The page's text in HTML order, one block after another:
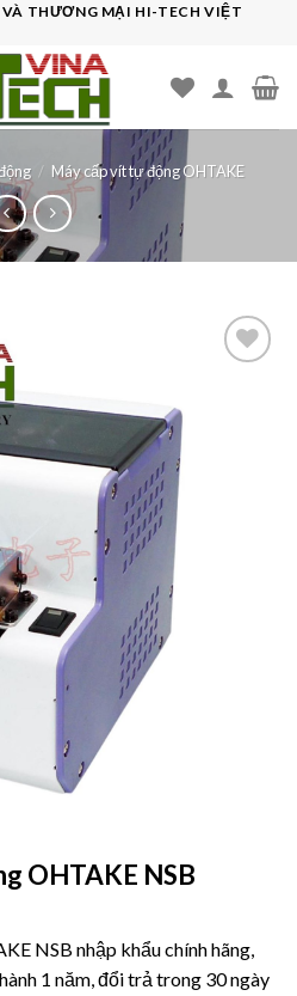
THƯƠNG MẠI HI-TECH VIỆT
/ Máy cấp vít tự động OHTAKE
OHTAKE NSB
NSB nhập khẩu chính hãng,
1 năm, đổi trả trong 30 ngày